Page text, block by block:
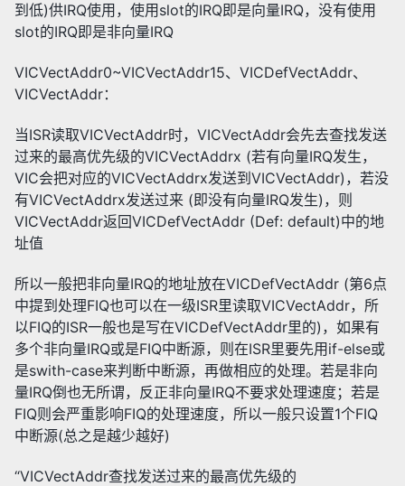
到低)供IRQ使用，使用slot的IRQ即是向量IRQ，没有使用
slot的IRQ即是非向量IRQ
VICVectAddr0~VICVectAddr15、VICDefVectAddr、
VICVectAddr：
当ISR读取VICVectAddr时，VICVectAddr会先去查找发送
过来的最高优先级的VICVectAddrx (若有向量IRQ发生，
VIC会把对应的VICVectAddrx发送到VICVectAddr)，若没
有VICVectAddrx发送过来 (即没有向量IRQ发生)，则
VICVectAddr返回VICDefVectAddr (Def: default)中的地
址值
所以一般把非向量IRQ的地址放在VICDefVectAddr (第6点
中提到处理FIQ也可以在一级ISR里读取VICVectAddr，所
以FIQ的ISR一般也是写在VICDefVectAddr里的)，如果有
多个非向量IRQ或是FIQ中断源，则在ISR里要先用if-else或
是swith-case来判断中断源，再做相应的处理。若是非向
量IRQ倒也无所谓，反正非向量IRQ不要求处理速度；若是
FIQ则会严重影响FIQ的处理速度，所以一般只设置1个FIQ
中断源(总之是越少越好)
“VICVectAddr查找发送过来的最高优先级的